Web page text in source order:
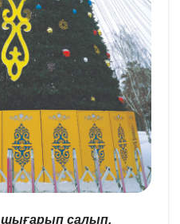
шығарып салып,